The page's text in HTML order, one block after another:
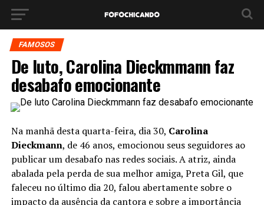
FAMOSOS
De luto, Carolina Dieckmmann faz
desabafo emocionante
Na manhã desta quarta-feira, dia 30, Carolina
Dieckmann, de 46 anos, emocionou seus seguidores ao
publicar um desabafo nas redes sociais. A atriz, ainda
abalada pela perda de sua melhor amiga, Preta Gil, que
faleceu no último dia 20, falou abertamente sobre o
impacto da ausência da cantora e sobre a importância